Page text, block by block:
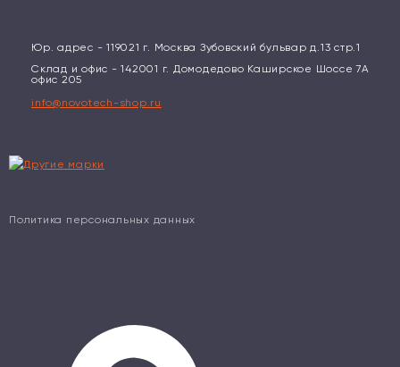
Юр. адрес - 119021 г. Москва Зубовский бульвар д.13 стр.1
Склад и офис - 142001 г. Домодедово Каширское Шоссе 7А
офис 205
info@novotech-shop.ru
Политика персональных данных